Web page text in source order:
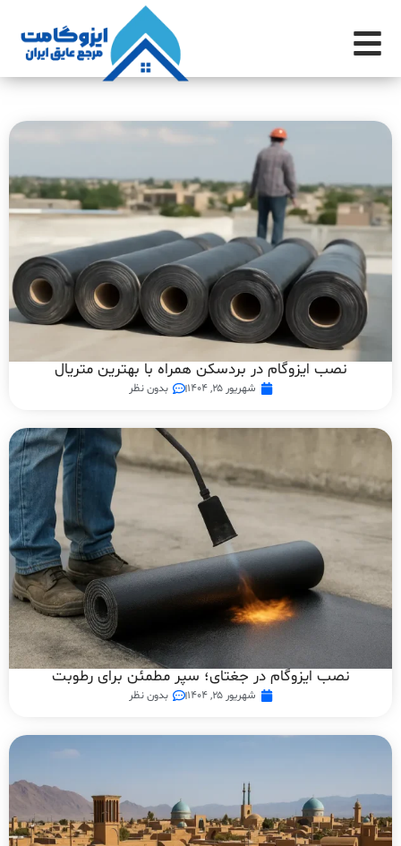
نصب ایزوگام در بردسکن همراه با بهترین متریال
شهریور ۲۵, ۱۴۰۴ بدون نظر
نصب ایزوگام در جغتای؛ سپر مطمئن برای رطوبت
شهریور ۲۵, ۱۴۰۴ بدون نظر